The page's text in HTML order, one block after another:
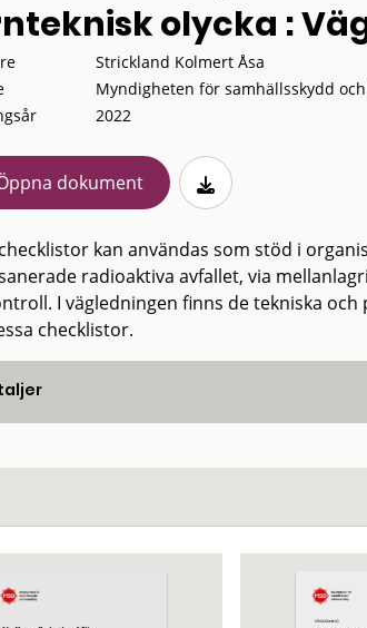
olycka :
Strickland Kolmert Åsa
Myndigheten för samhällsskydd
2022
dokument
kan användas som stöd i
radioaktiva avfallet, via
I vägledningen finns de tekniska
checklistor.